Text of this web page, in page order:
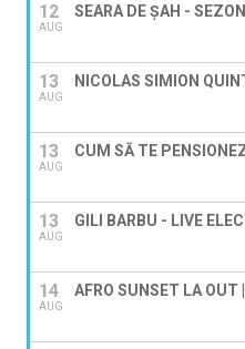
12
AUG
SEARA DE ȘAH -
13
AUG
NICOLAS SIMION
13
AUG
CUM SĂ TE
13
AUG
GILI BARBU - LIVE
14
AUG
AFRO SUNSET LA OUT